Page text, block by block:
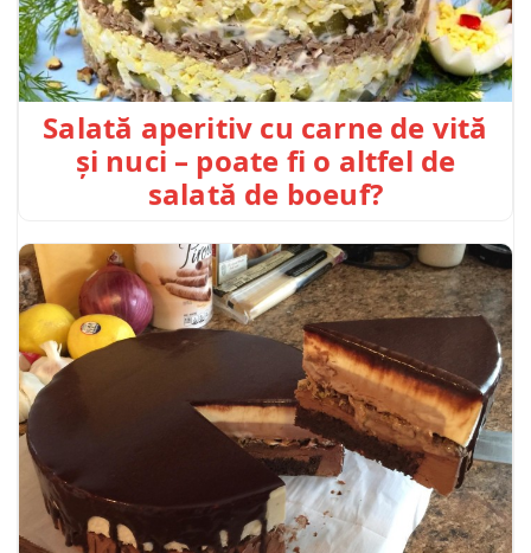
Salată aperitiv cu carne de vită
și nuci – poate fi o altfel de
salată de boeuf?